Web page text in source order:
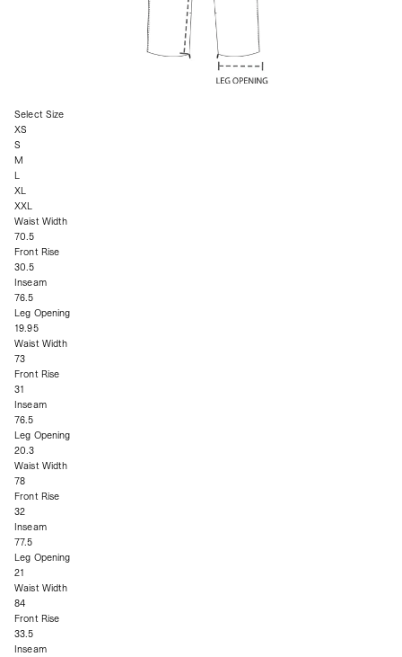
Select Size
XS
S
M
L
XL
XXL
Waist Width
70.5
Front Rise
30.5
Inseam
76.5
Leg Opening
19.95
Waist Width
73
Front Rise
31
Inseam
76.5
Leg Opening
20.3
Waist Width
78
Front Rise
32
Inseam
77.5
Leg Opening
21
Waist Width
84
Front Rise
33.5
Inseam